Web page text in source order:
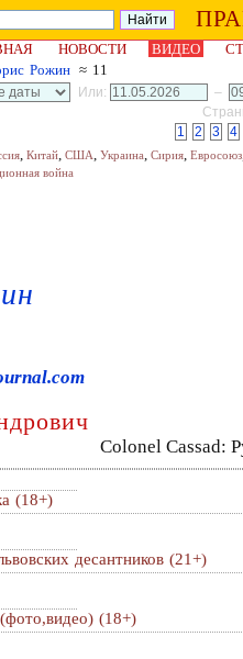
НОВОСТИ ВИДЕО
Рожин ≈ 11
Или:
–
1
2 3 4
, Китай, США, Украина, Сирия, Евросоюз
война
Colonel Cassad:
(18+)
десантников (21+)
(18+)